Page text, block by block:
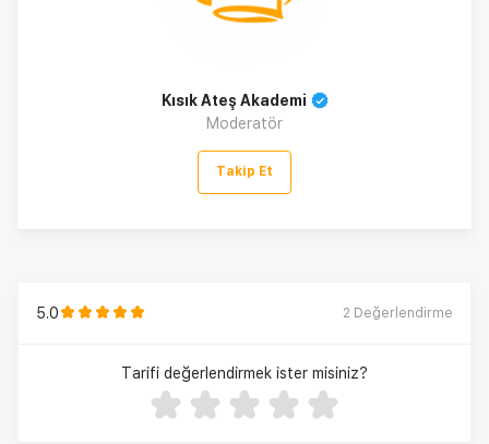
Kısık Ateş Akademi
Moderatör
Takip Et
5.0 2 Değerlendirme
Tarifi değerlendirmek ister misiniz?